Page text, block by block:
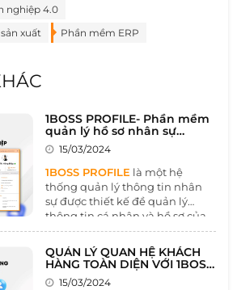
nghiệp 4.0
xuất
Phần mềm ERP
1BOSS PROFILE- Phần mềm
quản lý hồ sơ nhân sự
chuyên nghiệp
15/03/2024
1BOSS PROFILE là một hệ
thống quản lý thông tin nhân
sự được thiết kế đề quản lý
thông tin cá nhân và hồ sơ của
khách hàng một cách tổng thể
và hiệu quả. Công cụ này là một
trong số những nền tảng thúc
đẩy mối quan hệ khách hàng
QUẢN LÝ QUAN HỆ KHÁCH
HÀNG TOÀN DIỆN VỚI 1BOSS
CR15/03/2024